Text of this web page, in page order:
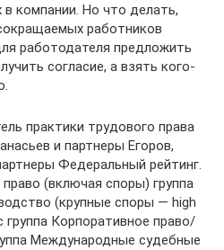
в компании. Но что делать,
работников
работодателя предложить
согласие, а взять кого-
практики трудового права
и партнеры Егоров,
Федеральный рейтинг.
(включая споры) группа
(крупные споры — high
группа Корпоративное право/
Международные судебные